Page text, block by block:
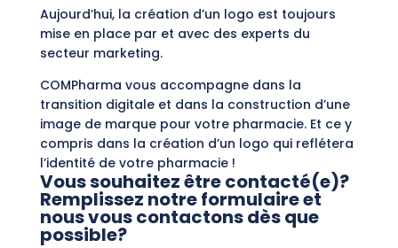
Aujourd’hui, la création d’un logo est toujours
mise en place par et avec des experts du
secteur marketing.
COMPharma vous accompagne dans la
transition digitale et dans la construction d’une
image de marque pour votre pharmacie. Et ce y
compris dans la création d’un logo qui reflétera
l’identité de votre pharmacie !
Vous souhaitez être contacté(e)?
Remplissez notre formulaire et
nous vous contactons dès que
possible?